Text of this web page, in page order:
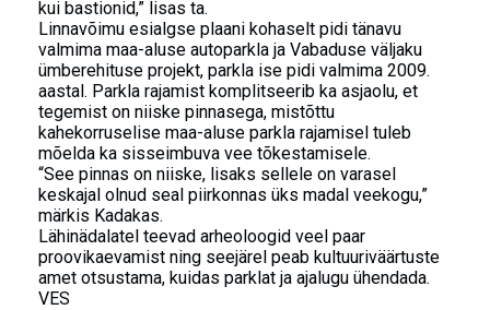
kui bastionid,” lisas ta.
Linnavõimu esialgse plaani kohaselt pidi tänavu
valmima maa-aluse autoparkla ja Vabaduse väljaku
ümberehituse projekt, parkla ise pidi valmima 2009.
aastal. Parkla rajamist komplitseerib ka asjaolu, et
tegemist on niiske pinnasega, mistõttu
kahekorruselise maa-aluse parkla rajamisel tuleb
mõelda ka sisseimbuva vee tõkestamisele.
“See pinnas on niiske, lisaks sellele on varasel
keskajal olnud seal piirkonnas üks madal veekogu,”
märkis Kadakas.
Lähinädalatel teevad arheoloogid veel paar
proovikaevamist ning seejärel peab kultuuriväärtuste
amet otsustama, kuidas parklat ja ajalugu ühendada.
VES